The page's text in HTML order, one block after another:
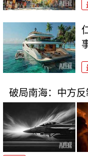
破局南海：中方